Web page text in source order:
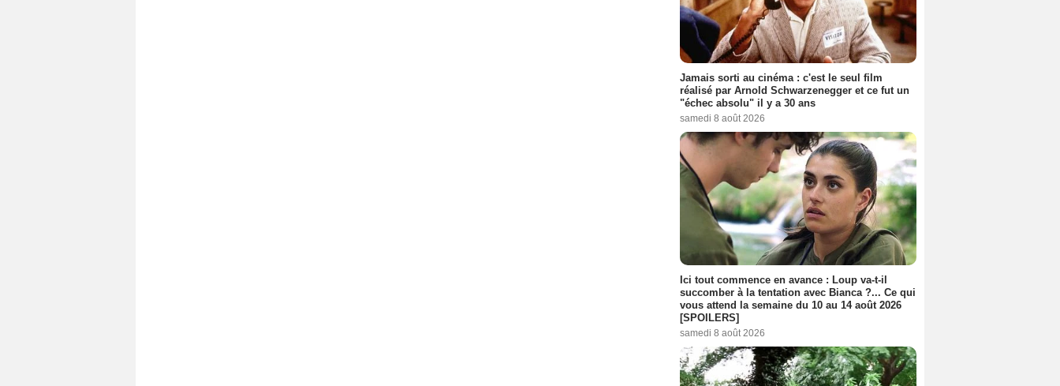
Jamais sorti au cinéma : c'est le seul film
réalisé par Arnold Schwarzenegger et ce fut un
"échec absolu" il y a 30 ans
samedi 8 août 2026
Ici tout commence en avance : Loup va-t-il
succomber à la tentation avec Bianca ?... Ce qui
vous attend la semaine du 10 au 14 août 2026
[SPOILERS]
samedi 8 août 2026